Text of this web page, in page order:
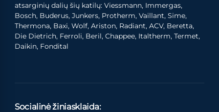
atsarginių dalių šių katilų: Viessmann, Immergas,
Bosch, Buderus, Junkers, Protherm, Vaillant, Sime,
Thermona, Baxi, Wolf, Ariston, Radiant, ACV, Beretta,
Die Dietrich, Ferroli, Beril, Chappee, Italtherm, Termet,
Daikin, Fondital
Socialinė žiniasklaida: